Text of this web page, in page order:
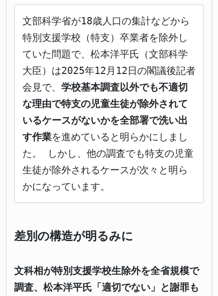
文部科学省が18歳人口の集計などから
特別支援学校（特支）卒業者を除外し
ていた問題で、松本洋平氏（文部科学
大臣）は2025年12月12日の閣議後記者
会見で、 学校基本調査以外でも不適切
な理由で特支の児童生徒が除外されて
いるケースがないかを全部署で洗い出
す作業を進めていると明らかにしまし
た。 しかし、他の調査でも特支の児童
生徒が除外されるケースが次々と明ら
かになっています。
差別の構造が明るみに
文科相が特別支援学校生除外を全省規模で
調査、松本洋平氏「適切でない」と謝罪も